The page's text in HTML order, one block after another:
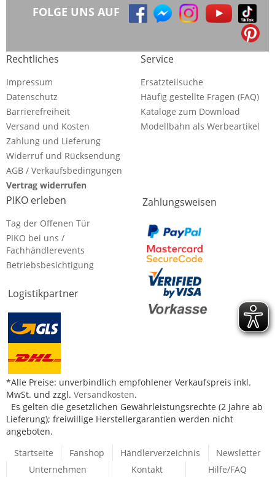
FOLGE UNS AUF
Rechtliches
Impressum
Datenschutz
Barrierefreiheit
Versand und Kosten
Zahlung und Lieferung
Widerruf und Rücksendung
AGB / Verkaufsbedingungen
Vertrag widerrufen
Service
Ersatzteilsuche
Häufig gestellte Fragen (FAQ)
Kataloge zum Download
Modellbahn als Werbeartikel
PIKO erleben
Tag der Offenen Tür
PIKO bei uns /
Fachhändlerevents
Betriebsbesichtigung
Logistikpartner
Zahlungsweisen
*Alle Preise: unverbindlich empfohlener Verkaufspreis inkl.
MwSt. und zzgl. Versandkosten.
Es gelten die gesetzlichen Gewährleistungsrechte (2 Jahre ab
Lieferung); freiwillige Herstellergarantien werden nicht
angeboten.
Startseite
Fanshop Händlerverzeichnis
Newsletter
Unternehmen
Kontakt Hilfe/FAQ